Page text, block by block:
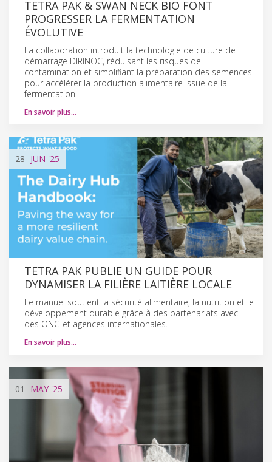
TETRA PAK & SWAN NECK BIO FONT
PROGRESSER LA FERMENTATION
ÉVOLUTIVE
La collaboration introduit la technologie de culture de
démarrage DIRINOC, réduisant les risques de
contamination et simplifiant la préparation des semences
pour accélérer la production alimentaire issue de la
fermentation.
En savoir plus…
28 JUN '25
TETRA PAK PUBLIE UN GUIDE POUR
DYNAMISER LA FILIÈRE LAITIÈRE LOCALE
Le manuel soutient la sécurité alimentaire, la nutrition et le
développement durable grâce à des partenariats avec
des ONG et agences internationales.
En savoir plus…
01 MAY '25